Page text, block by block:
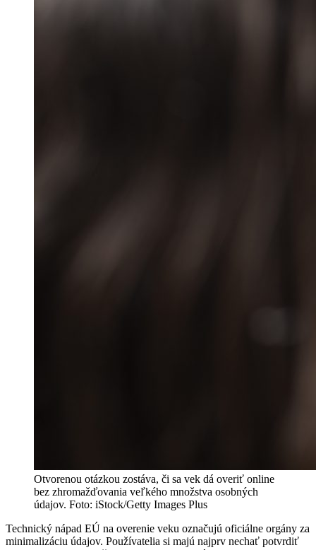
Otvorenou otázkou zostáva, či sa vek dá overiť online
bez zhromažďovania veľkého množstva osobných
údajov. Foto: iStock/Getty Images Plus
Technický nápad EÚ na overenie veku označujú oficiálne orgány za
minimalizáciu údajov. Používatelia si majú najprv nechať potvrdiť